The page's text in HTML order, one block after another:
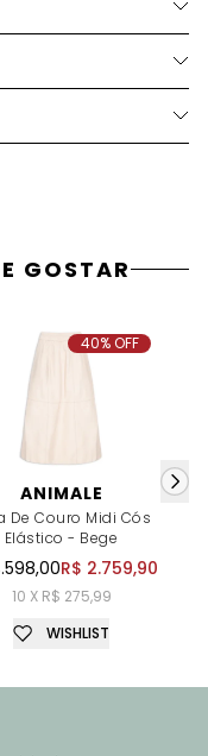
GOSTAR
ANIMALE
De Couro Midi Cós
Elástico - Bege
R$ 2.759,90
10 X R$ 275,99
40% OFF
WISHLIST